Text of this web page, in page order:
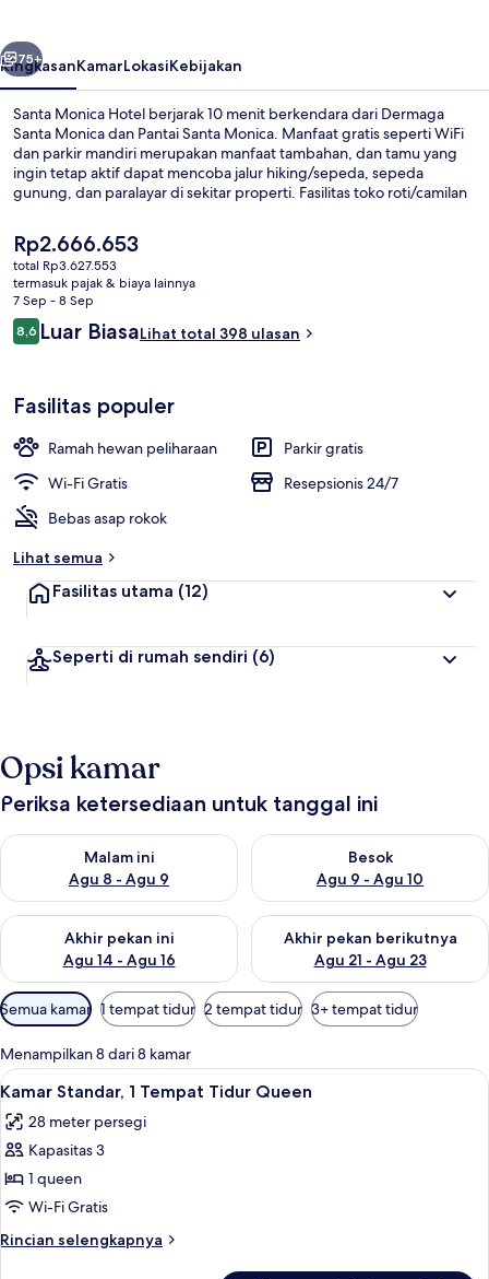
Berikutnya
75+
RingkasanKamarLokasiKebijakan
Santa Monica Hotel berjarak 10 menit berkendara dari Dermaga
Santa Monica dan Pantai Santa Monica. Manfaat gratis seperti WiFi
dan parkir mandiri merupakan manfaat tambahan, dan tamu yang
ingin tetap aktif dapat mencoba jalur hiking/sepeda, sepeda
gunung, dan paralayar di sekitar properti. Fasilitas toko roti/camilan
bisa jalan ke mana-mana mendapatkan nilai yang baik dari para
traveler.
Harga
saat
ini
Rp2.666.653
Rp2.666.653
total Rp3.627.553
termasuk pajak & biaya lainnya
7 Sep - 8 Sep
Ulasan
8,68,6 dari 10
Luar BiasaLihat total 398 ulasan
Fasilitas populer
Ramah hewan peliharaan
Parkir gratis
Wi-Fi Gratis
Resepsionis 24/7
Bebas asap rokok
Lihat semua
Fasilitas utama (12)
Seperti di rumah sendiri (6)
Opsi kamar
Periksa ketersediaan untuk tanggal ini
Malam ini
Agu 8 - Agu 9
Periksa ketersediaan untuk malam ini Agu 8 - Agu 9
Besok
Agu 9 - Agu 10
Periksa ketersediaan untuk
Akhir pekan ini
Agu 14 - Agu 16
Periksa ketersediaan untuk akhir pekan ini Agu 14 - Agu 16
Akhir pekan berikutnya
Agu 21 - Agu 23
Periksa ketersediaan untuk
Filter
tersedia
untuk
kamar
Semua kamar 1 tempat tidur 2 tempat tidur 3+ tempat tidur
Menampilkan 8 dari 8 kamar
Lihat
semua
foto
untuk
Kamar
Standar,
1
Tempat
Kamar Standar, 1 Tempat Tidur
21
Kamar Standar, 1 Tempat Tidur Queen
28 meter persegi
Kapasitas 3
1 queen
Wi-Fi Gratis
Rincian selengkapnya
Rincian